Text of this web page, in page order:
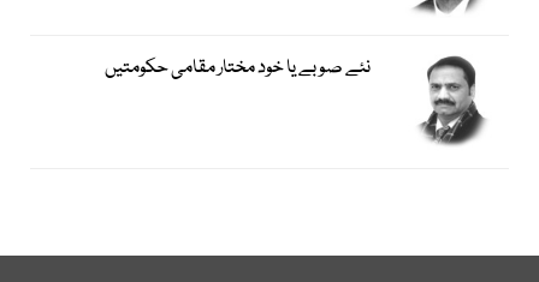
نئے صوبے یا خود مختار مقامی حکومتیں